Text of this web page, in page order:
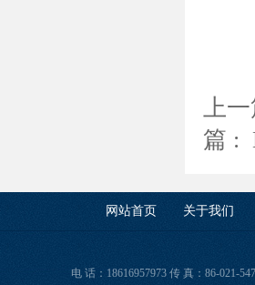
上一
篇 :
网站首页 关于我们
电 话：18616957973 传 真：86-021-